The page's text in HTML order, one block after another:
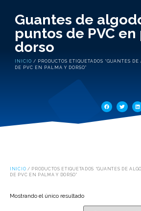
Guantes de
puntos de PVC
dorso
INICIO / PRODUCTOS ETIQUETADOS “GUANTES
DE PVC EN PALMA Y DORSO”
INICIO / PRODUCTOS ETIQUETADOS “GUANTES DE
DE PVC EN PALMA Y DORSO”
Mostrando el único resultado